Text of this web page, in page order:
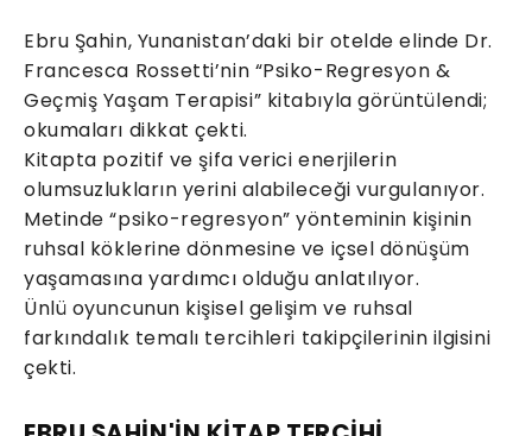
Ebru Şahin, Yunanistan’daki bir otelde elinde Dr.
Francesca Rossetti’nin “Psiko-Regresyon &
Geçmiş Yaşam Terapisi” kitabıyla görüntülendi;
okumaları dikkat çekti.
Kitapta pozitif ve şifa verici enerjilerin
olumsuzlukların yerini alabileceği vurgulanıyor.
Metinde “psiko-regresyon” yönteminin kişinin
ruhsal köklerine dönmesine ve içsel dönüşüm
yaşamasına yardımcı olduğu anlatılıyor.
Ünlü oyuncunun kişisel gelişim ve ruhsal
farkındalık temalı tercihleri takipçilerinin ilgisini
çekti.